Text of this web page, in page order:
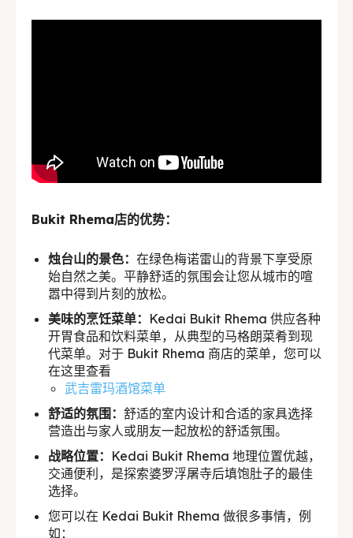
Bukit Rhema店的优势：
烛台山的景色： 在绿色梅诺雷山的背景下享受原
始自然之美。平静舒适的氛围会让您从城市的喧
嚣中得到片刻的放松。
美味的烹饪菜单： Kedai Bukit Rhema 供应各种
开胃食品和饮料菜单，从典型的马格朗菜肴到现
代菜单。对于 Bukit Rhema 商店的菜单，您可以
在这里查看
武吉雷玛酒馆菜单
舒适的氛围： 舒适的室内设计和合适的家具选择
营造出与家人或朋友一起放松的舒适氛围。
战略位置： Kedai Bukit Rhema 地理位置优越，
交通便利，是探索婆罗浮屠寺后填饱肚子的最佳
选择。
您可以在 Kedai Bukit Rhema 做很多事情，例
如：